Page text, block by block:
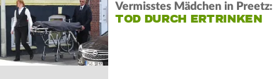
Vermisstes Mädchen in Preetz:
TOD DURCH ERTRINKEN